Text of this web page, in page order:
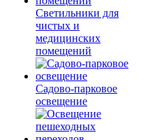
Светильники для
чистых и
медицинских
помещений
Садово-парковое
освещение